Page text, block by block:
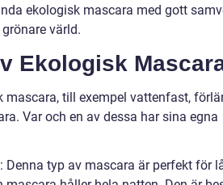
ekologisk mascara med gott
värld.
Ekologisk
till exempel vattenfast,
Var och en av dessa har sina egna
typ av mascara är perfekt för